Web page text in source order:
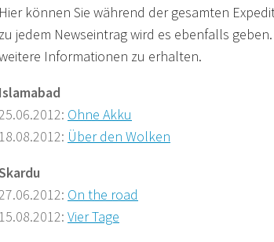
Hier können Sie während der gesamten
zu jedem Newseintrag wird es ebenfalls
Informationen zu erhalten.
Islamabad
Ohne Akku
18.08.2012: Über den Wolken
On the road
15.08.2012: Vier Tage